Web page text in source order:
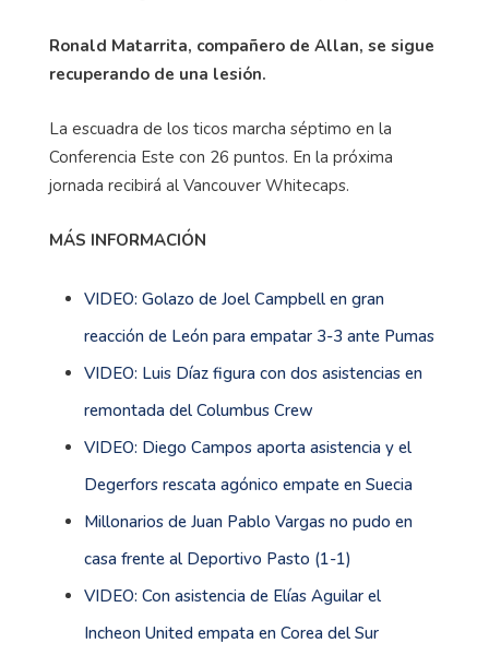
Ronald Matarrita, compañero de Allan, se sigue
recuperando de una lesión.
La escuadra de los ticos marcha séptimo en la
Conferencia Este con 26 puntos. En la próxima
jornada recibirá al Vancouver Whitecaps.
MÁS INFORMACIÓN
VIDEO: Golazo de Joel Campbell en gran
reacción de León para empatar 3-3 ante Pumas
VIDEO: Luis Díaz figura con dos asistencias en
remontada del Columbus Crew
VIDEO: Diego Campos aporta asistencia y el
Degerfors rescata agónico empate en Suecia
Millonarios de Juan Pablo Vargas no pudo en
casa frente al Deportivo Pasto (1-1)
VIDEO: Con asistencia de Elías Aguilar el
Incheon United empata en Corea del Sur